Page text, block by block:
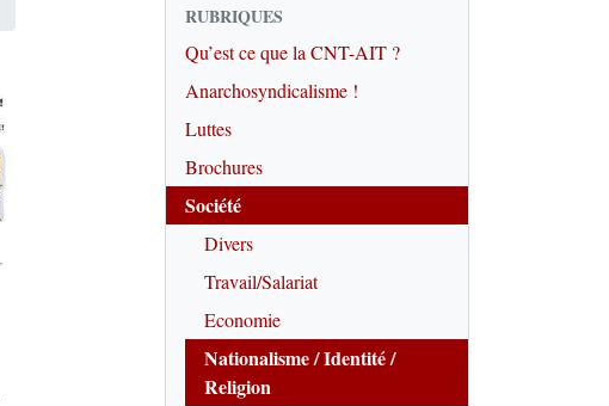
RUBRIQUES
Qu’est ce que la CNT-AIT ?
Anarchosyndicalisme !
Luttes
Brochures
Société
Divers
Travail/Salariat
Economie
Nationalisme / Identité /
Religion